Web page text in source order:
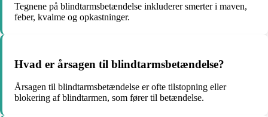
Tegnene på blindtarmsbetændelse inkluderer smerter i maven,
feber, kvalme og opkastninger.
Hvad er årsagen til blindtarmsbetændelse?
Årsagen til blindtarmsbetændelse er ofte tilstopning eller
blokering af blindtarmen, som fører til betændelse.